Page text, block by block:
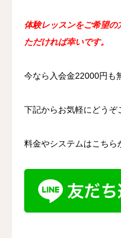
体験レッスンをご希望
ただければ幸いです。
今なら入会金22000円も
下記からお気軽にどうぞ
料金やシステムはこちら